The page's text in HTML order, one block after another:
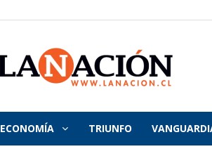
La
ECONOMÍA TRIUNFO